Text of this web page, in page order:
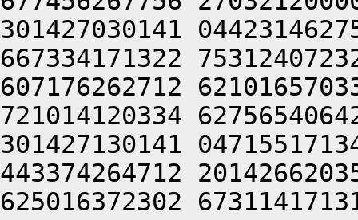
301427030141
667334171322
607176262712
721014120334
301427130141
443374264712
625016372302